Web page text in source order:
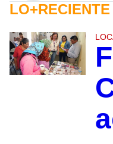
LO+RECIENTE